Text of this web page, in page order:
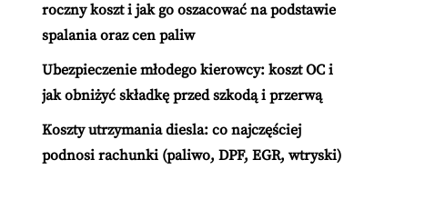
roczny koszt i jak go oszacować na podstawie
spalania oraz cen paliw
Ubezpieczenie młodego kierowcy: koszt OC i
jak obniżyć składkę przed szkodą i przerwą
Koszty utrzymania diesla: co najczęściej
podnosi rachunki (paliwo, DPF, EGR, wtryski)